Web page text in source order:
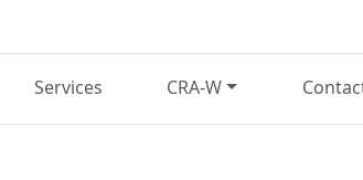
Services CRA-W